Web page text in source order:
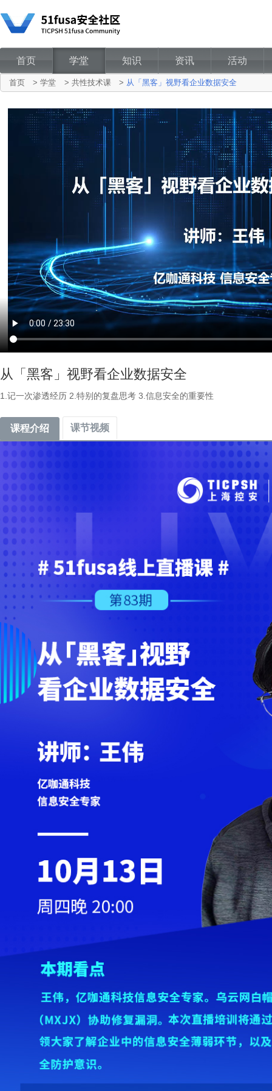
首页 学堂 知识 资讯 活动
首页 > 学堂 > 共性技术课 > 从「黑客」视野看企业数据安全
从「黑客」视野看企业数据安全
1.记一次渗透经历 2.特别的复盘思考 3.信息安全的重要性
课程介绍 课节视频